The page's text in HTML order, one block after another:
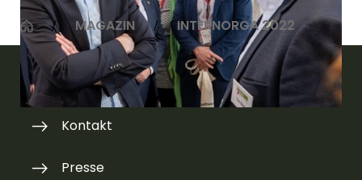
Quadratmetern präsentierten rund 260
Ausstellende aus dem In- und Ausland
Trends, Produkte und Dienstleistungen für
die kommende Hotel- und
Gastronomiesaison.
Bereits die feierliche Eröffnung unterstrich
MAGAZIN INTERNORGA 2022
Kontakt
Presse